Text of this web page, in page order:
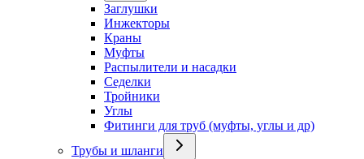
Заглушки
Инжекторы
Краны
Муфты
Распылители и насадки
Седелки
Тройники
Углы
Фитинги для труб (муфты, углы и др)
Трубы и шланги